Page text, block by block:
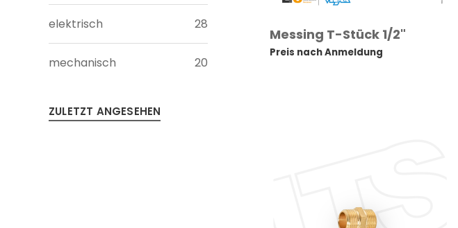
elektrisch 28
mechanisch 20
ZULETZT ANGESEHEN
Messing T-Stück 1/2"
Preis nach Anmeldung